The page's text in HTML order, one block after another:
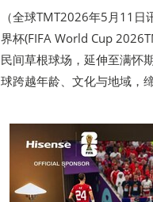
（全球TMT2026年5月11
界杯(FIFA World Cup
民间草根球场，延伸至满怀
球跨越年龄、文化与地域，